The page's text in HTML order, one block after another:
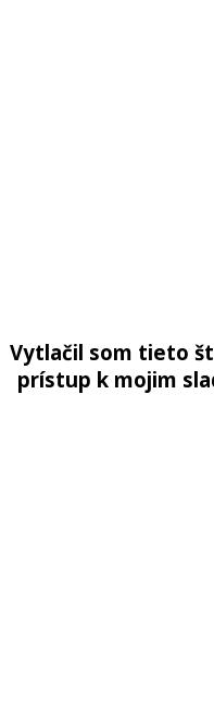
Vytlačil som tieto
prístup k mojim